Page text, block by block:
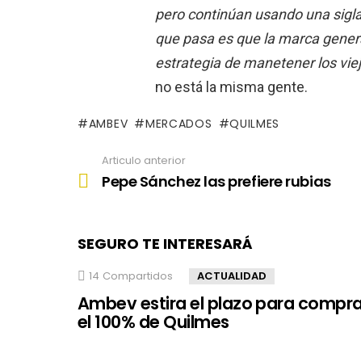
pero continúan usando una
que pasa es que la marca
estrategia de manetener los
no está la misma gente.
AMBEV MERCADOS QUILMES
more
Articulo anterior
Pepe Sánchez las prefiere rubias
SEGURO TE INTERESARÁ
14 Compartidos ACTUALIDAD
Ambev estira el plazo para
el 100% de Quilmes